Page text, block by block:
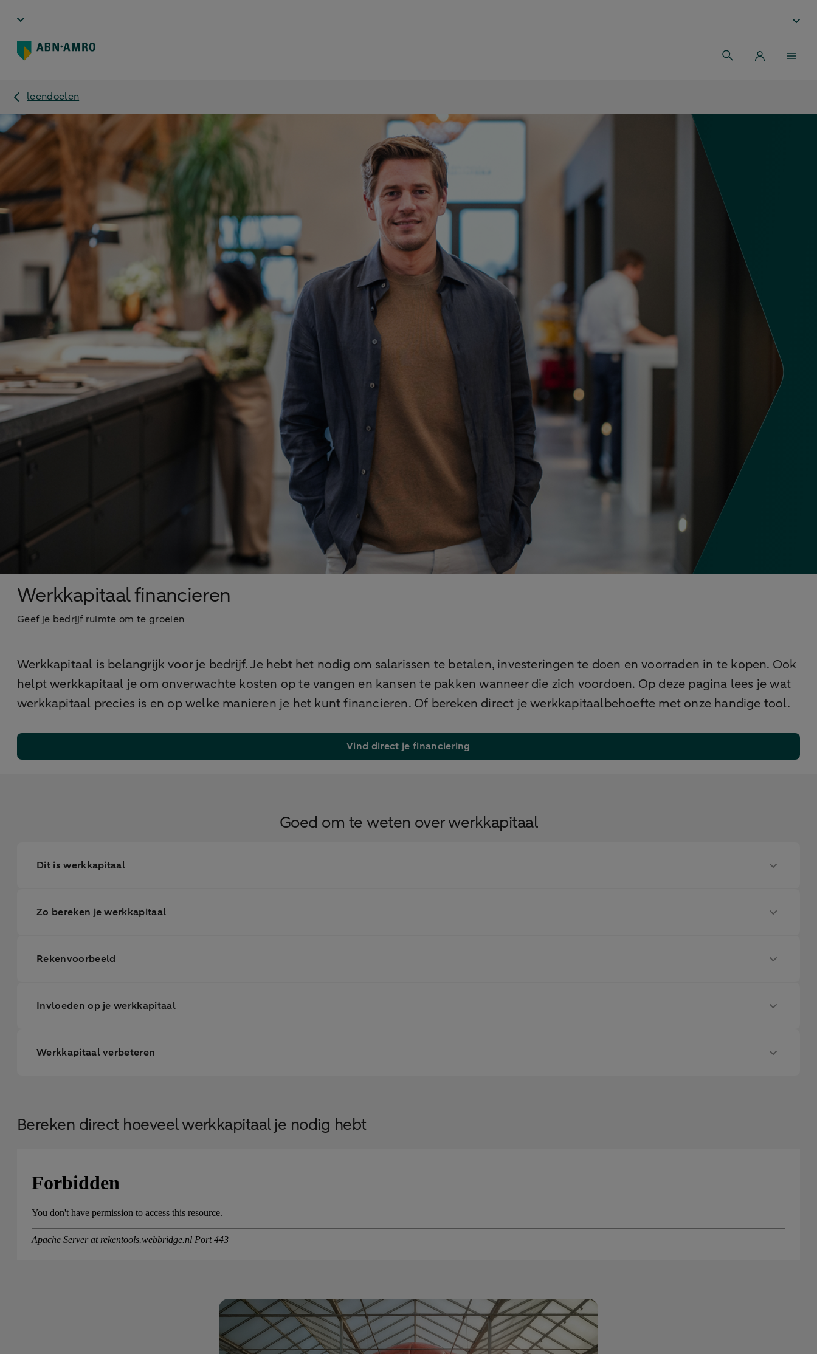
leendoelen
Werkkapitaal financieren
Geef je bedrijf ruimte om te groeien
Werkkapitaal is belangrijk voor je bedrijf. Je hebt het nodig om salarissen te betalen, investeringen te doen en voorraden in te kopen. Ook
helpt werkkapitaal je om onverwachte kosten op te vangen en kansen te pakken wanneer die zich voordoen. Op deze pagina lees je wat
werkkapitaal precies is en op welke manieren je het kunt financieren. Of bereken direct je werkkapitaalbehoefte met onze handige tool.
Vind direct je financiering
Goed om te weten over werkkapitaal
Dit is werkkapitaal
Zo bereken je werkkapitaal
Rekenvoorbeeld
Invloeden op je werkkapitaal
Werkkapitaal verbeteren
Bereken direct hoeveel werkkapitaal je nodig hebt